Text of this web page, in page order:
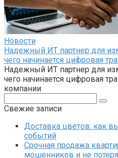
Новости
Надежный ИТ партнер для
чего начинается цифровая
Надежный ИТ партнер для
чего начинается цифровая
компании
Свежие записи
Доставка цветов: как
событий
Срочная продажа
мошенников и не